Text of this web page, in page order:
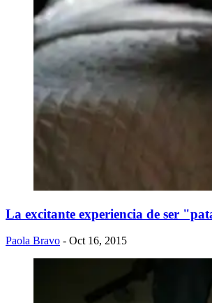
La excitante experiencia de ser
Paola Bravo - Oct 16, 2015